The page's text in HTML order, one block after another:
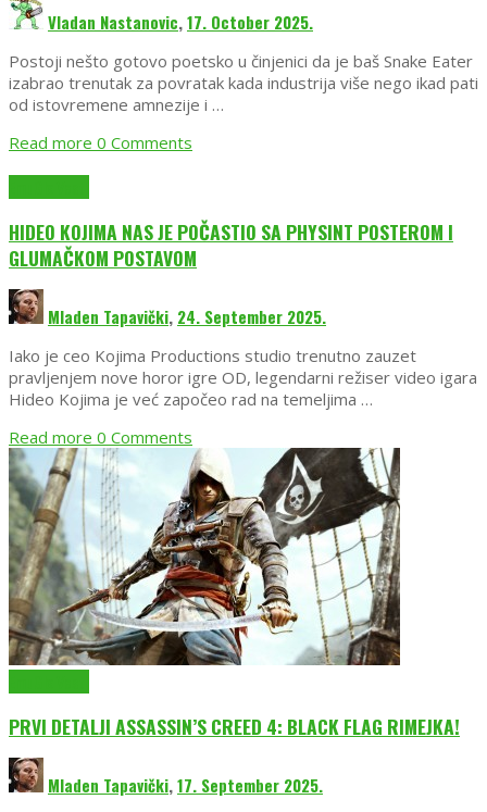
Vladan Nastanovic,17. October 2025.
Postoji nešto gotovo poetsko u činjenici da je baš Snake Eater
izabrao trenutak za povratak kada industrija više nego ikad pati
od istovremene amnezije i …
Read more 0 Comments
HIDEO KOJIMA NAS JE POČASTIO SA PHYSINT POSTEROM I
GLUMAČKOM POSTAVOM
Mladen Tapavički, 24. September 2025.
Iako je ceo Kojima Productions studio trenutno zauzet
pravljenjem nove horor igre OD, legendarni režiser video igara
Hideo Kojima je već započeo rad na temeljima …
Read more 0 Comments
PRVI DETALJI ASSASSIN’S CREED 4: BLACK FLAG RIMEJKA!
Mladen Tapavički,17. September 2025.